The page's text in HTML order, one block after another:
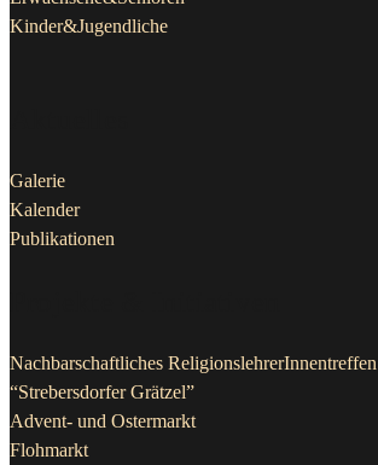
Kinder&Jugendliche
Galerie
Kalender
Publikationen
Nachbarschaftliches ReligionslehrerInnentreffen
“Strebersdorfer Grätzel”
Advent- und Ostermarkt
Flohmarkt